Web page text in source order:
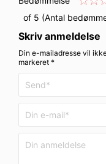
of 5 (Antal
Skriv anmeldelse
Din e-mailadresse vil
markeret *